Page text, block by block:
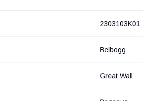
2303103K01
Belbogg
Great Wall